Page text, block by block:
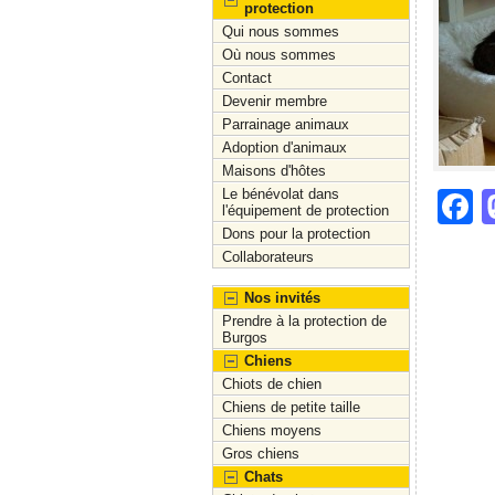
protection
Qui nous sommes
Où nous sommes
Contact
Devenir membre
Parrainage animaux
Adoption d'animaux
Maisons d'hôtes
Le bénévolat dans
l'équipement de protection
Dons pour la protection
Collaborateurs
Nos invités
Prendre à la protection de
Burgos
Chiens
Chiots de chien
Chiens de petite taille
Chiens moyens
Gros chiens
Chats
F